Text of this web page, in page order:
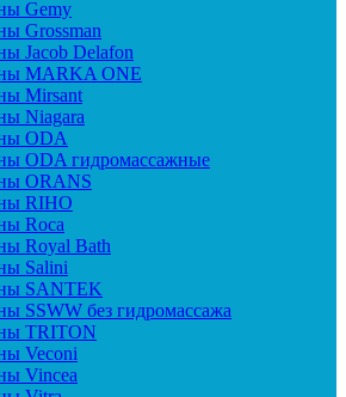
Gemy
Grossman
Jacob Delafon
MARKA ONE
Mirsant
Niagara
ODA
ODA гидромассажные
ORANS
RIHO
Roca
Royal Bath
Salini
SANTEK
SSWW без гидромассажа
TRITON
Veconi
Vincea